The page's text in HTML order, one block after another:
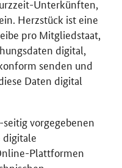
Unterkünften,
Herzstück ist eine
pro Mitgliedstaat,
digital,
senden und
Daten digital
-seitig vorgegebenen
digitale
Plattformen